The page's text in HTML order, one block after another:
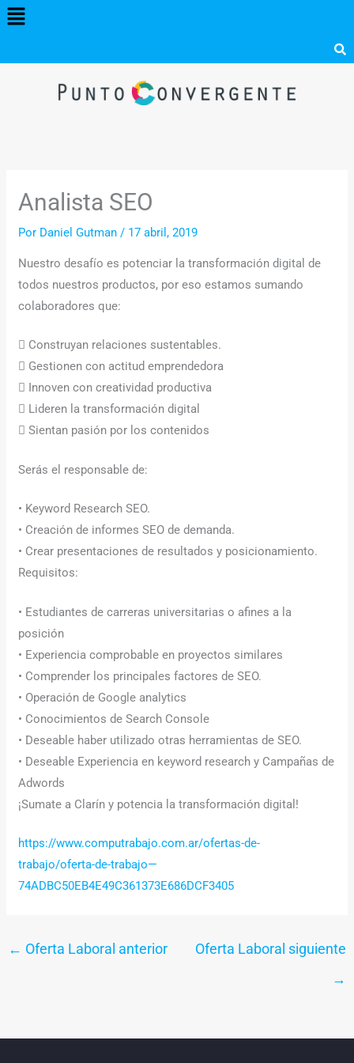
Menú
Analista SEO
Por Daniel Gutman/ 17 abril, 2019
Nuestro desafío es potenciar la transformación digital de
todos nuestros productos, por eso estamos sumando
colaboradores que:
 Construyan relaciones sustentables.
 Gestionen con actitud emprendedora
 Innoven con creatividad productiva
 Lideren la transformación digital
 Sientan pasión por los contenidos
Serás el responsable de:
• Keyword Research SEO.
• Creación de informes SEO de demanda.
• Crear presentaciones de resultados y posicionamiento.
Requisitos:
• Estudiantes de carreras universitarias o afines a la
posición
• Experiencia comprobable en proyectos similares
• Comprender los principales factores de SEO.
• Operación de Google analytics
• Conocimientos de Search Console
• Deseable haber utilizado otras herramientas de SEO.
• Deseable Experiencia en keyword research y Campañas de
Adwords
¡Sumate a Clarín y potencia la transformación digital!
https://www.computrabajo.com.ar/ofertas-de-
trabajo/oferta-de-trabajo—
74ADBC50EB4E49C361373E686DCF3405
← Oferta Laboral anterior
Oferta Laboral siguiente
→